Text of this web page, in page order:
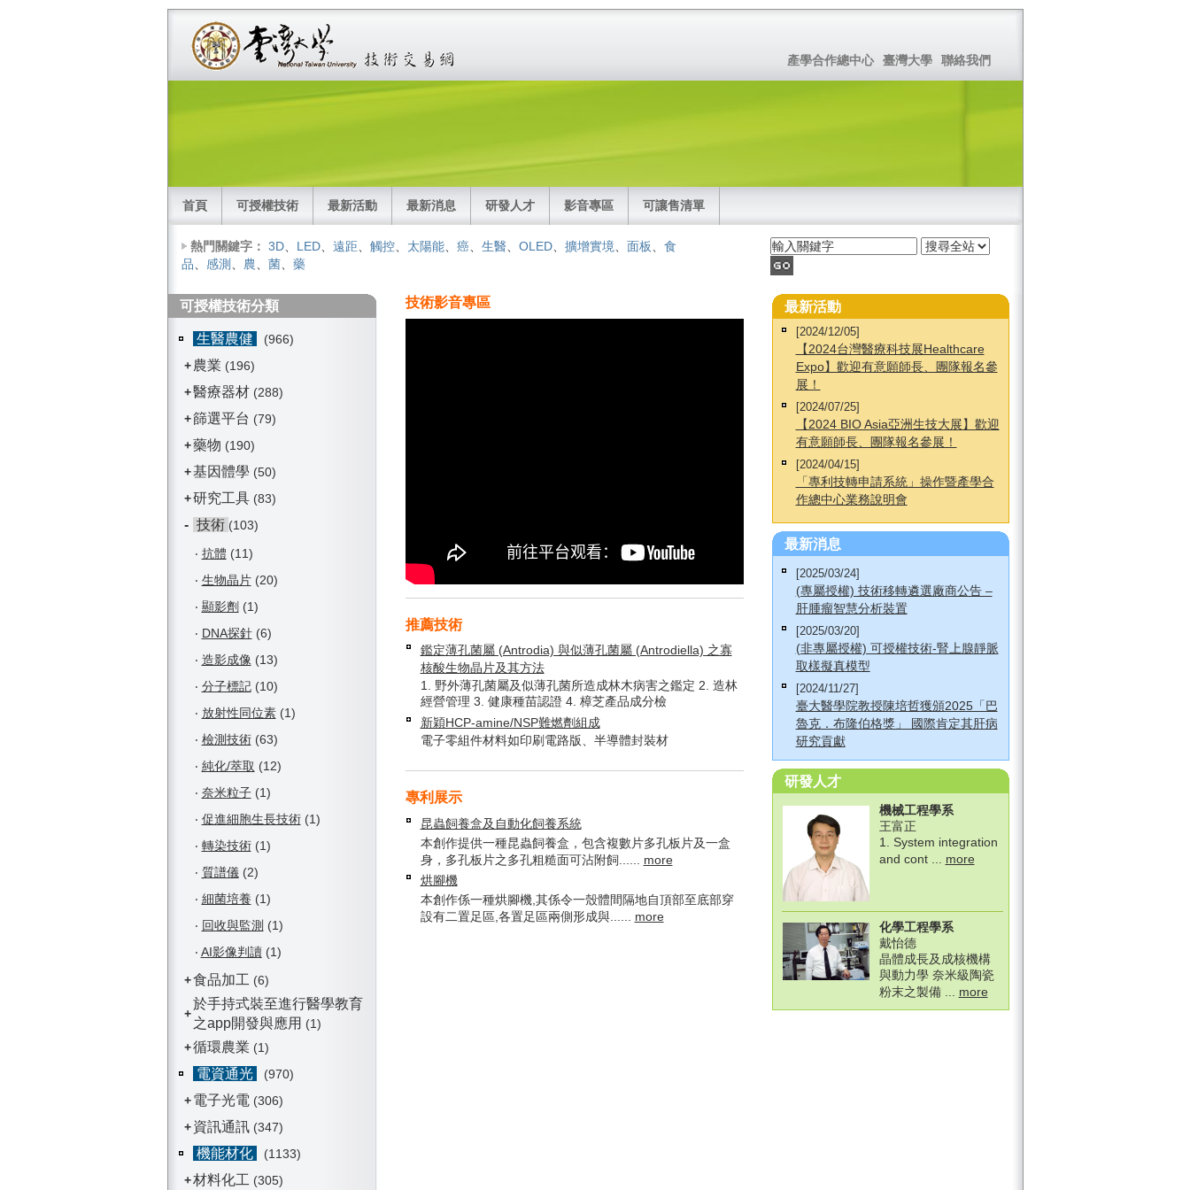
產學合作總中心 臺灣大學 聯絡我們
首頁 可授權技術 最新活動 最新消息 研發人才 影音專區 可讓售清單
熱門關鍵字： 3D、 LED、 遠距、 觸控、 太陽能、 癌、 生醫、 OLED、 擴增實境、 面板、 食
品、 感測 、 農、 菌、 藥
可授權技術分類
生醫農健
(966)
+ 農業 (196)
+醫療器材 (288)
+篩選平台 (79)
+藥物 (190)
+基因體學 (50)
+研究工具(83)
- 技術 (103)
‧ 抗體 (11)
‧ 生物晶片(20)
‧ 顯影劑 (1)
‧ DNA探針(6)
‧ 造影成像 (13)
‧ 分子標記(10)
‧ 放射性同位素(1)
‧ 檢測技術(63)
‧ 純化/萃取 (12)
‧ 奈米粒子(1)
‧ 促進細胞生長技術(1)
‧ 轉染技術(1)
‧ 質譜儀(2)
‧ 細菌培養 (1)
‧ 回收與監測 (1)
‧ AI影像判讀(1)
+食品加工 (6)
+
於手持式裝至進行醫學教育
之app開發與應用 (1)
+循環農業 (1)
電資通光
(970)
+ 電子光電 (306)
+ 資訊通訊(347)
機能材化
(1133)
+材料化工 (305)
技術影音專區
推薦技術
鑑定薄孔菌屬 (Antrodia) 與似薄孔菌屬 (Antrodiella) 之寡
核酸生物晶片及其方法
1. 野外薄孔菌屬及似薄孔菌所造成林木病害之鑑定 2. 造林
經營管理 3. 健康種苗認證 4. 樟芝產品成分檢
新穎HCP-amine/NSP難燃劑組成
電子零組件材料如印刷電路版、半導體封裝材
專利展示
昆蟲飼養盒及自動化飼養系統
本創作提供一種昆蟲飼養盒，包含複數片多孔板片及一盒
身，多孔板片之多孔粗糙面可沾附飼...... more
烘腳機
本創作係一種烘腳機,其係令一殼體間隔地自頂部至底部穿
設有二置足區,各置足區兩側形成與...... more
最新活動
[2024/12/05]
【2024台灣醫療科技展Healthcare
Expo】歡迎有意願師長、團隊報名參
展！
[2024/07/25]
【2024 BIO Asia亞洲生技大展】歡迎
有意願師長、團隊報名參展！
[2024/04/15]
「專利技轉申請系統」操作暨產學合
作總中心業務說明會
最新消息
[2025/03/24]
(專屬授權) 技術移轉遴選廠商公告 –
肝腫瘤智慧分析裝置
[2025/03/20]
(非專屬授權) 可授權技術-腎上腺靜脈
取樣擬真模型
[2024/11/27]
臺大醫學院教授陳培哲獲頒2025「巴
魯克．布隆伯格獎」 國際肯定其肝病
研究貢獻
研發人才
機械工程學系
王富正
1. System integration
and cont ... more
化學工程學系
戴怡德
晶體成長及成核機構
與動力學 奈米級陶瓷
粉末之製備 ... more